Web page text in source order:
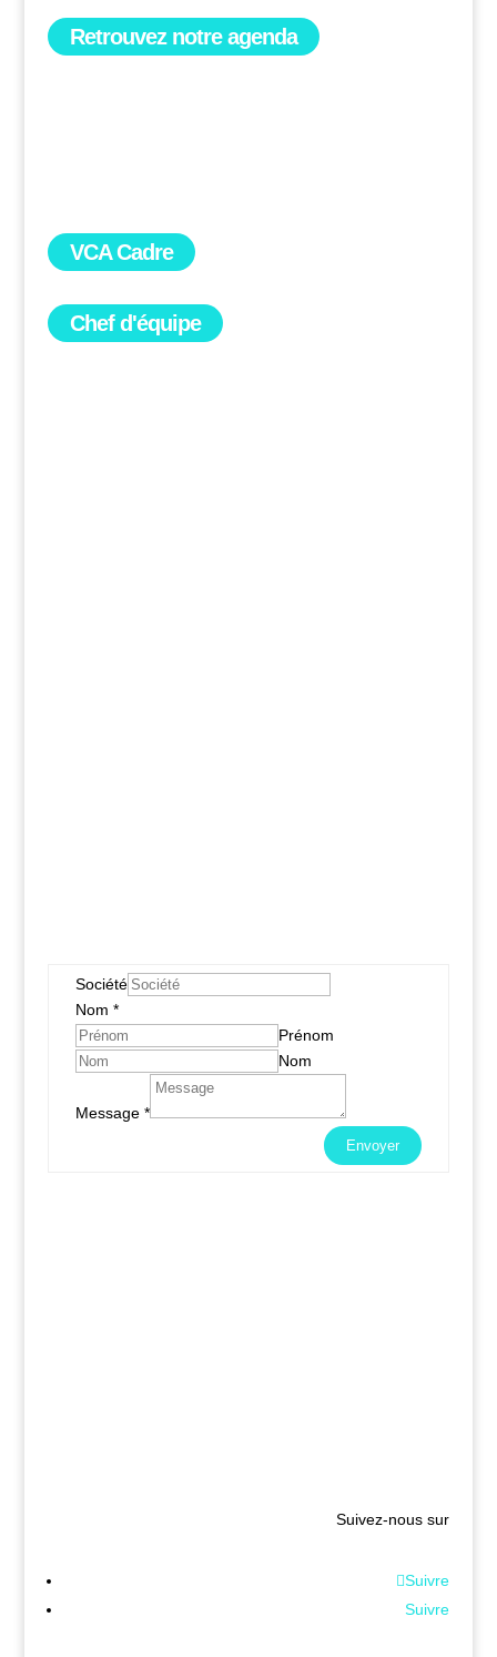
Retrouvez notre agenda
VCA Cadre
Chef d'équipe
Société
Nom *
Prénom
Nom
Message *
Envoyer
Suivez-nous sur
Suivre
Suivre